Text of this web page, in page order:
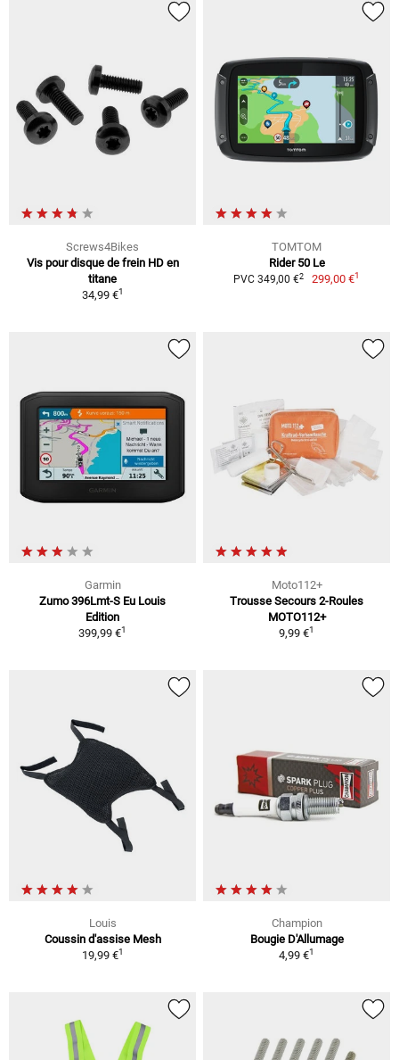
Screws4Bikes
Vis pour disque de frein HD en
titane
34,99 €1
TOMTOM
Rider 50 Le
PVC 349,00 €2 299,00 €1
Garmin
Zumo 396Lmt-S Eu Louis
Edition
399,99 €1
Moto112+
Trousse Secours 2-Roules
MOTO112+
9,99 €1
Louis
Coussin d'assise Mesh
19,99 €1
Champion
Bougie D'Allumage
4,99 €1